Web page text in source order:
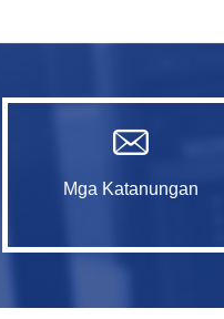
Mga Katanungan